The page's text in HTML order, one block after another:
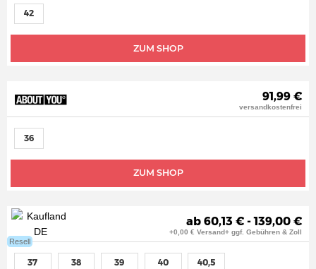
ZUM SHOP
42
91,99 €
versandkostenfrei
ZUM SHOP
36
Resell
ab 60,13 € - 139,00 €
+0,00 € Versand+ ggf. Gebühren & Zoll
37 38 39 40 40,5